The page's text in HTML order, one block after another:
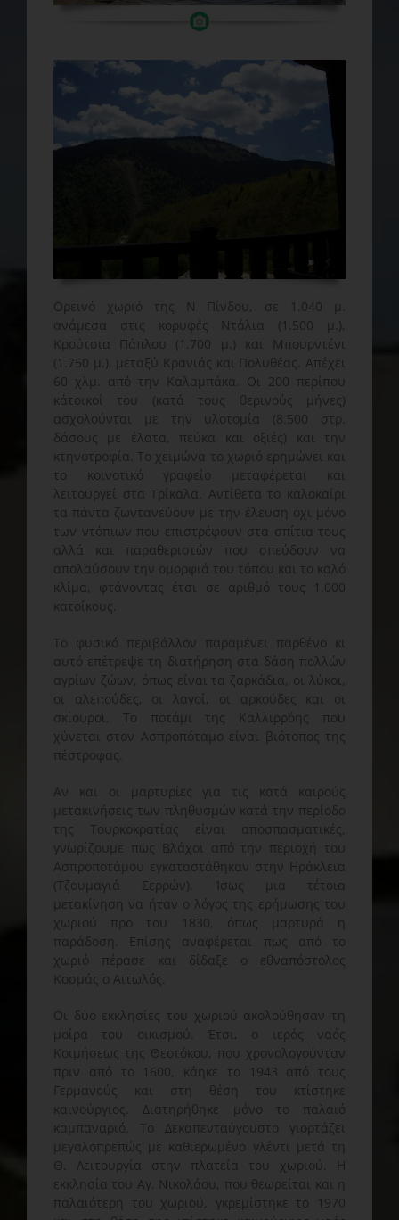
Ορεινό χωριό της Ν Πίνδου, σε 1.040 μ.
ανάμεσα στις κορυφές Ντάλια (1.500 μ.),
Κρούτσια Πάπλου (1.700 μ.) και Μπουρντένι
(1.750 μ.), μεταξύ Κρανιάς και Πολυθέας. Απέχει
60 χλμ. από την Καλαμπάκα. Οι 200 περίπου
κάτοικοί του (κατά τους θερινούς μήνες)
ασχολούνται με την υλοτομία (8.500 στρ.
δάσους με έλατα, πεύκα και οξιές) και την
κτηνοτροφία. Το χειμώνα το χωριό ερημώνει και
το κοινοτικό γραφείο μεταφέρεται και
λειτουργεί στα Τρίκαλα. Αντίθετα το καλοκαίρι
τα πάντα ζωντανεύουν με την έλευση όχι μόνο
των ντόπιων που επιστρέφουν στα σπίτια τους
αλλά και παραθεριστών που σπεύδουν να
απολαύσουν την ομορφιά του τόπου και το καλό
κλίμα, φτάνοντας έτσι σε αριθμό τους 1.000
κατοίκους.
Το φυσικό περιβάλλον παραμένει παρθένο κι
αυτό επέτρεψε τη διατήρηση στα δάση πολλών
αγρίων ζώων, όπως είναι τα ζαρκάδια, οι λύκοι,
οι αλεπούδες, οι λαγοί, οι αρκούδες και οι
σκίουροι. Το ποτάμι της Καλλιρρόης που
χύνεται στον Ασπροπόταμο είναι βιότοπος της
πέστροφας.
Αν και οι μαρτυρίες για τις κατά καιρούς
μετακινήσεις των πληθυσμών κατά την περίοδο
της Τουρκοκρατίας είναι αποσπασματικές,
γνωρίζουμε πως Βλάχοι από την περιοχή του
Ασπροποτάμου εγκαταστάθηκαν στην Ηράκλεια
(Τζουμαγιά Σερρών). Ίσως μια τέτοια
μετακίνηση να ήταν ο λόγος της ερήμωσης του
χωριού προ του 1830, όπως μαρτυρά η
παράδοση. Επίσης αναφέρεται πως από το
χωριό πέρασε και δίδαξε ο εθναπόστολος
Κοσμάς ο Αιτωλός.
Οι δύο εκκλησίες του χωριού ακολούθησαν τη
μοίρα του οικισμού. Έτσι, ο ιερός ναός
Κοιμήσεως της Θεοτόκου, που χρονολογούνταν
πριν από το 1600, κάηκε το 1943 από τους
Γερμανούς και στη θέση του κτίστηκε
καινούργιος. Διατηρήθηκε μόνο το παλαιό
καμπαναριό. Το Δεκαπενταύγουστο γιορτάζει
μεγαλοπρεπώς με καθιερωμένο γλέντι μετά τη
Θ. Λειτουργία στην πλατεία του χωριού. Η
εκκλησία του Αγ. Νικολάου, που θεωρείται και η
παλαιότερη του χωριού, γκρεμίστηκε το 1970